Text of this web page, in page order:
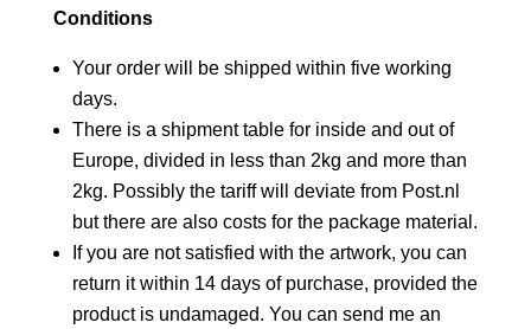
Conditions
Your order will be shipped within five working
days.
There is a shipment table for inside and out of
Europe, divided in less than 2kg and more than
2kg. Possibly the tariff will deviate from Post.nl
but there are also costs for the package material.
If you are not satisfied with the artwork, you can
return it within 14 days of purchase, provided the
product is undamaged. You can send me an